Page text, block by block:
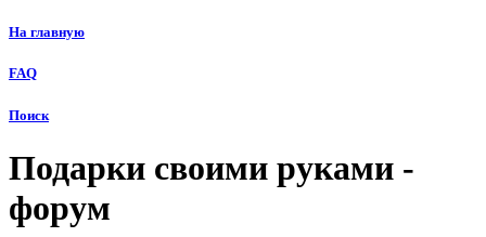
На главную
FAQ
Поиск
Подарки своими руками -
форум